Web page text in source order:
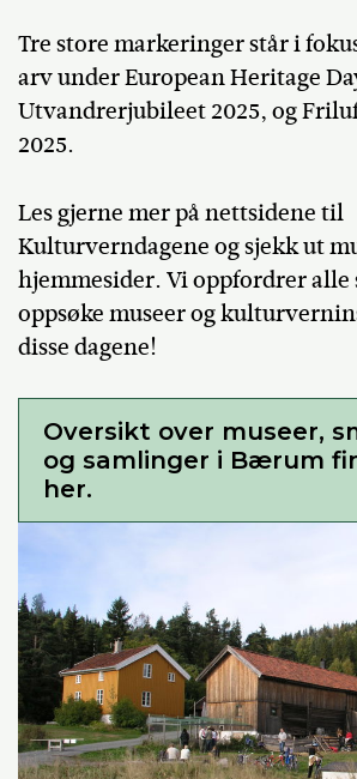
Tre store markeringer står i
arv under European Heritage
Utvandrerjubileet 2025, og
2025.
Les gjerne mer på nettsidene til
Kulturverndagene og sjekk ut
hjemmesider. Vi oppfordrer alle
oppsøke museer og
disse dagene!
Oversikt over museer,
og samlinger i Bærum
her.